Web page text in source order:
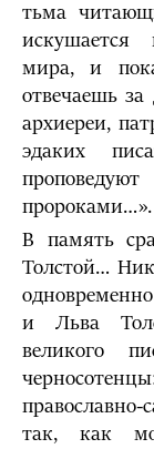
тьма
искушается
мира, и
отвечаешь
архиереи,
эдаких
пророками…».
В память
Толстой…
и Льва
великого
так, как